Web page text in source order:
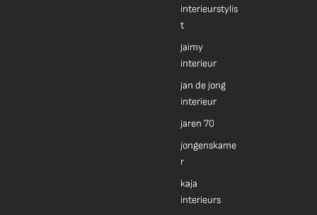
interieurstylis
t
jaimy
interieur
jan de jong
interieur
jaren 70
jongenskame
r
kaja
interieurs